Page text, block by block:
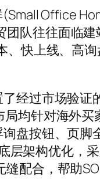
Office
队往往面临
快上线、高
经过市场验
均针对海外
盘按钮、页
架构优化，
配合，帮助